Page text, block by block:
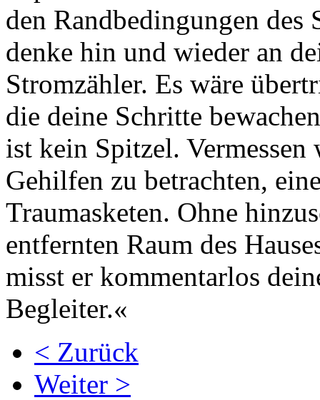
den Randbedingungen des
denke hin und wieder an
Stromzähler. Es wäre
die deine Schritte
ist kein Spitzel.
Gehilfen zu betrachten,
Traumasketen. Ohne
entfernten Raum des
misst er kommentarlos
Begleiter.«
< Zurück
Weiter >